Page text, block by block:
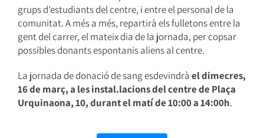
grups d’estudiants del centre, i entre el personal de la
comunitat. A més a més, repartirà els fulletons entre la
gent del carrer, el mateix dia de la jornada, per copsar
possibles donants espontanis aliens al centre.
La jornada de donació de sang esdevindràel dimecres,
16 de març, a les instal.lacions del centre de Plaça
Urquinaona, 10, durant el matí de 10:00 a 14:00h.